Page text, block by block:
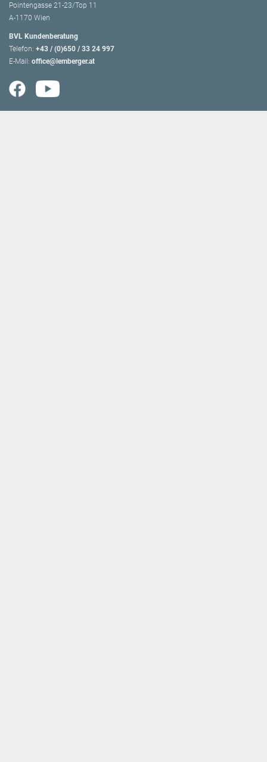
Pointengasse 21-23/Top 11
A-1170 Wien
BVL Kundenberatung
Telefon: +43 / (0)650 / 33 24 997
E-Mail: office@lemberger.at